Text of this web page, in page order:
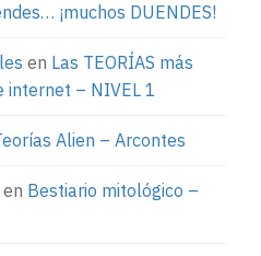
¡muchos DUENDES!
en Las TEORÍAS más
internet – NIVEL 1
Alien – Arcontes
en Bestiario mitológico –